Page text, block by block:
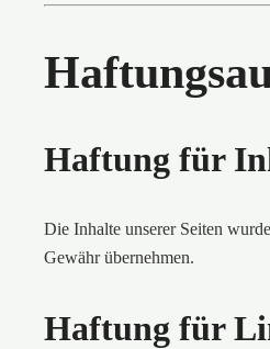
Haftung für
Die Inhalte unserer Seiten
Gewähr übernehmen.
Haftung für